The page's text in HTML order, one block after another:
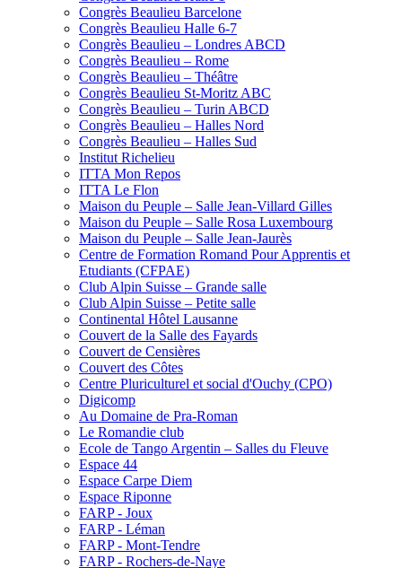
Congrès Beaulieu Barcelone
Congrès Beaulieu Halle 6-7
Congrès Beaulieu – Londres ABCD
Congrès Beaulieu – Rome
Congrès Beaulieu – Théâtre
Congrès Beaulieu St-Moritz ABC
Congrès Beaulieu – Turin ABCD
Congrès Beaulieu – Halles Nord
Congrès Beaulieu – Halles Sud
Institut Richelieu
ITTA Mon Repos
ITTA Le Flon
Maison du Peuple – Salle Jean-Villard Gilles
Maison du Peuple – Salle Rosa Luxembourg
Maison du Peuple – Salle Jean-Jaurès
Centre de Formation Romand Pour Apprentis et
Etudiants (CFPAE)
Club Alpin Suisse – Grande salle
Club Alpin Suisse – Petite salle
Continental Hôtel Lausanne
Couvert de la Salle des Fayards
Couvert de Censières
Couvert des Côtes
Centre Pluriculturel et social d'Ouchy (CPO)
Digicomp
Au Domaine de Pra-Roman
Le Romandie club
Ecole de Tango Argentin – Salles du Fleuve
Espace 44
Espace Carpe Diem
Espace Riponne
FARP - Joux
FARP - Léman
FARP - Mont-Tendre
FARP - Rochers-de-Naye